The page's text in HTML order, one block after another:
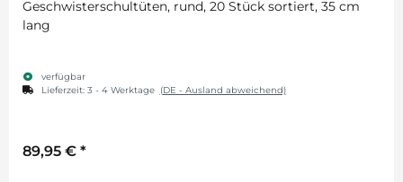
Geschwisterschultüten, rund, 20 Stück sortiert, 35 cm
lang
verfügbar
Lieferzeit: 3 - 4 Werktage (DE - Ausland abweichend)
89,95 € *